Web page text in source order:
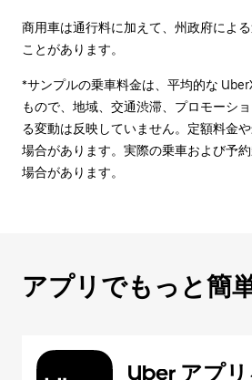
商用車は通行料に加えて、州政府によ
ことがあります。
*サンプルの乗車料金は、平均的な
もので、地域、交通渋滞、プロモーシ
る変動は反映していません。定額料金
場合があります。実際の乗車および予
場合があります。
アプリでもっと簡
Uber アプ